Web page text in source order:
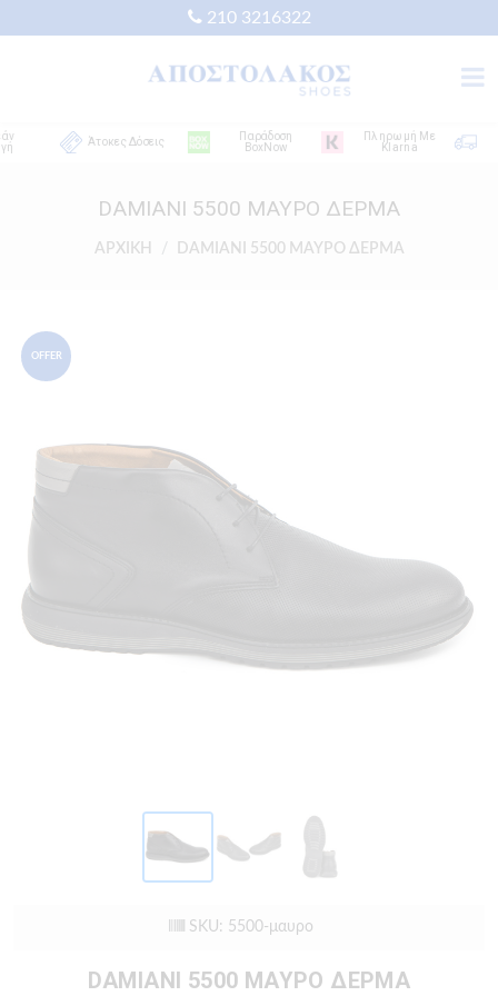
210 3216322
Άτοκες Δόσεις
Παράδοση
BoxNow
Πληρωμή Με
Klarna
DAMIANI 5500 ΜΑΥΡΟ ΔΕΡΜΑ
ΑΡΧΙΚΗ DAMIANI 5500 ΜΑΥΡΟ ΔΕΡΜΑ
OFFER
SKU: 5500-μαυρο
DAMIANI 5500 ΜΑΥΡΟ ΔΕΡΜΑ